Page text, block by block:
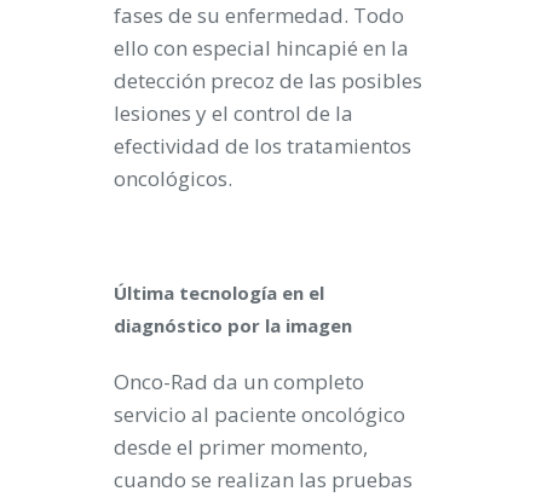
fases de su enfermedad. Todo
ello con especial hincapié en la
detección precoz de las posibles
lesiones y el control de la
efectividad de los tratamientos
oncológicos.
Última tecnología en el
diagnóstico por la imagen
Onco-Rad da un completo
servicio al paciente oncológico
desde el primer momento,
cuando se realizan las pruebas